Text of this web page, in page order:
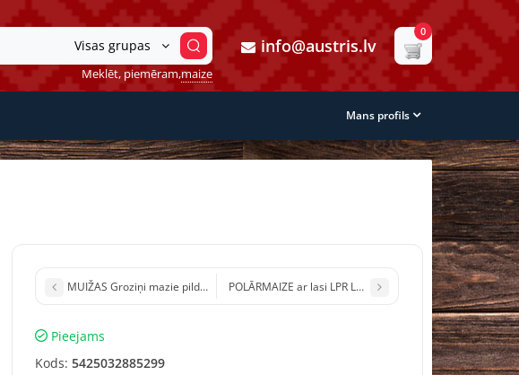
info@austris.lv
Visas grupas
Meklēt, piemēram,maize
0
Mans profils
MUIŽAS Groziņi mazie pildīšanai 20gb Ukraina 60g (1/24)
POLĀRMAIZE ar lasi LPR Latvija 145g 7d
Pieejams
Kods: 5425032885299